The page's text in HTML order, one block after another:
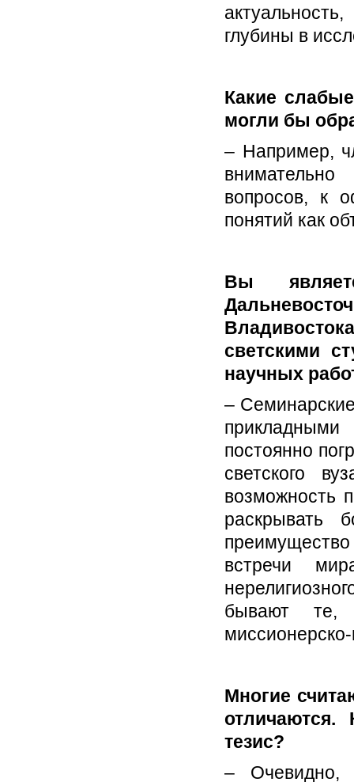
глубины в
Какие
могли бы
– Например,
вопросов, к
понятий как
Вы
светскими
научных
–
постоянно
светского
возможность
раскрывать
встречи
бывают те,
Многие
тезис?
– Очевидно,